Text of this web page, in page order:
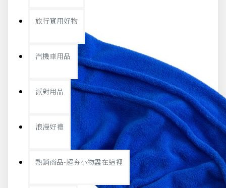
旅行實用好物
汽機車用品
派對用品
浪漫好禮
熱銷商品-超夯小物盡在這裡